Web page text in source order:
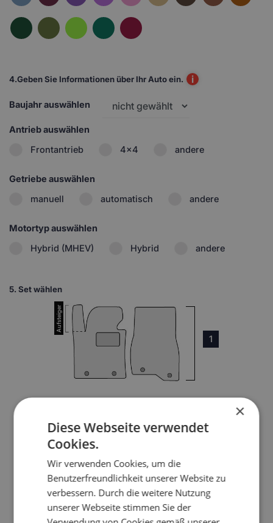
4.Geben Sie Informationen über Ihr Auto ein. i
Baujahr auswählen
Antrieb auswählen
Frontantrieb
4x4 andere
Getriebe auswählen
manuell
automatisch andere
Motortyp auswählen
Hybrid (MHEV)
Hybrid andere
5. Set wählen
1
4
3
×
Diese Webseite verwendet
Cookies.
Wir verwenden Cookies, um die
Benutzerfreundlichkeit unserer Website zu
verbessern. Durch die weitere Nutzung
unserer Webseite stimmen Sie der